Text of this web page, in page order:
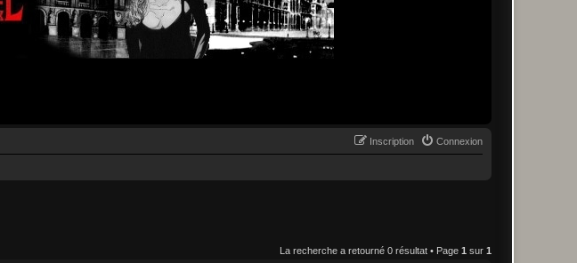
Connexion
Inscription
La recherche a retourné 0 résultat • Page 1 sur 1